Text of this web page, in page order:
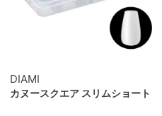
DIAMI
カヌースクエア スリムショート